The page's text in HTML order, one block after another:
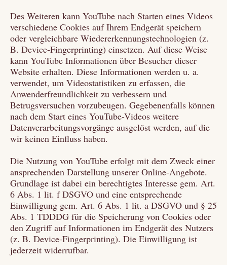
Des Weiteren kann YouTube nach Starten eines Videos
verschiedene Cookies auf Ihrem Endgerät speichern
oder vergleichbare Wiedererkennungstechnologien (z.
B. Device-Fingerprinting) einsetzen. Auf diese Weise
kann YouTube Informationen über Besucher dieser
Website erhalten. Diese Informationen werden u. a.
verwendet, um Videostatistiken zu erfassen, die
Anwenderfreundlichkeit zu verbessern und
Betrugsversuchen vorzubeugen. Gegebenenfalls können
nach dem Start eines YouTube-Videos weitere
Datenverarbeitungsvorgänge ausgelöst werden, auf die
wir keinen Einfluss haben.
Die Nutzung von YouTube erfolgt mit dem Zweck einer
ansprechenden Darstellung unserer Online-Angebote.
Grundlage ist dabei ein berechtigtes Interesse gem. Art.
6 Abs. 1 lit. f DSGVO und eine entsprechende
Einwilligung gem. Art. 6 Abs. 1 lit. a DSGVO und § 25
Abs. 1 TDDDG für die Speicherung von Cookies oder
den Zugriff auf Informationen im Endgerät des Nutzers
(z. B. Device-Fingerprinting). Die Einwilligung ist
jederzeit widerrufbar.